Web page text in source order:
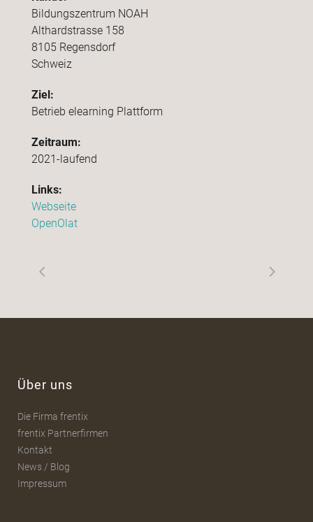
Bildungszentrum NOAH
Althardstrasse 158
8105 Regensdorf
Schweiz
Ziel:
Betrieb elearning Plattform
Zeitraum:
2021-laufend
Links:
Webseite
OpenOlat
Über uns
Die Firma frentix
frentix Partnerfirmen
Kontakt
News / Blog
Impressum